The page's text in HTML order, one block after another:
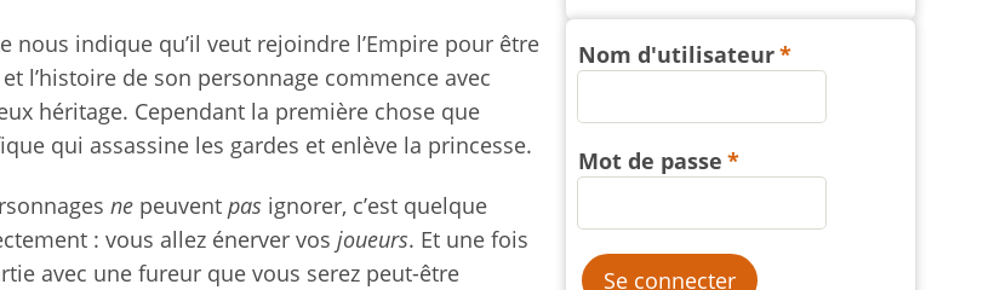
nous indique qu’il veut rejoindre l’Empire pour être
l’histoire de son personnage commence avec
héritage. Cependant la première chose que
qui assassine les gardes et enlève la princesse.
ne peuvent pas ignorer, c’est quelque
: vous allez énerver vos joueurs. Et une fois
avec une fureur que vous serez peut-être
Nom d'utilisateur
Mot de passe